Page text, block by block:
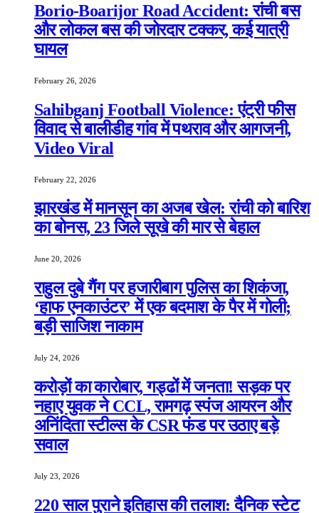
Borio-Boarijor Road Accident: रांची बस
और लोकल बस की जोरदार टक्कर, कई यात्री
घायल
February 26, 2026
Sahibganj Football Violence: एंट्री फीस
विवाद से बालीडीह गांव में पथराव और आगजनी,
Video Viral
February 22, 2026
झारखंड में मानसून का अजब खेल: रांची को बारिश
का बोनस, 23 जिले सूखे की मार से बेहाल
June 20, 2026
राहुल दुबे गैंग पर हजारीबाग पुलिस का शिकंजा,
‘हाफ एनकाउंटर’ में एक बदमाश के पैर में गोली;
बड़ी साजिश नाकाम
July 24, 2026
करोड़ों का कारोबार, गड्ढों में जनता! सड़क पर
नहाए युवक ने CCL, रामगढ़ स्पंज आयरन और
अनिंदिता स्टील्स के CSR फंड पर उठाए बड़े
सवाल
July 23, 2026
220 साल पुराने इतिहास की तलाश: दैनिक स्टेट